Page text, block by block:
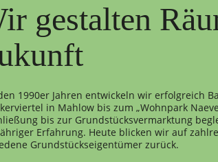
gestalten
1990er Jahren entwickeln wir erfolgreich
in Mahlow bis zum „Wohnpark
bis zur Grundstücksvermarktung
Erfahrung. Heute blicken wir auf
Grundstückseigentümer zurück.